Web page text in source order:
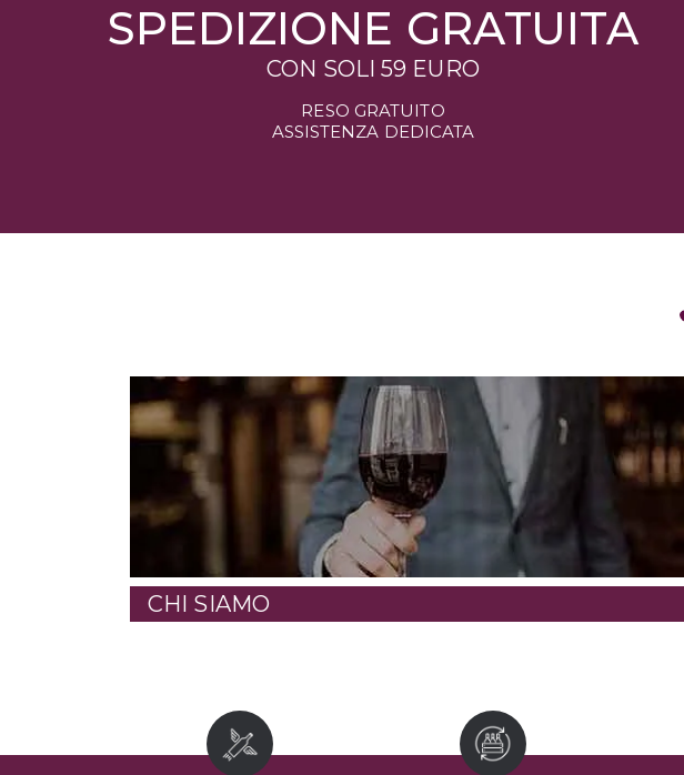
SPEDIZIONE GRATUITA
CON SOLI 59 EURO
RESO GRATUITO
ASSISTENZA DEDICATA
CHI SIAMO